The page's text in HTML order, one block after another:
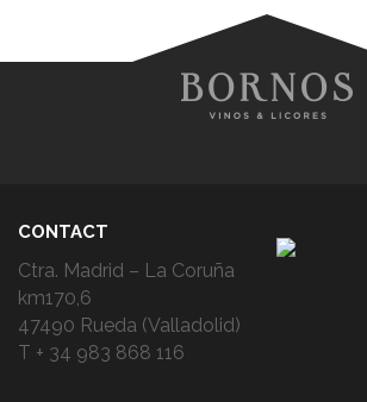
CONTACT
Ctra. Madrid – La Coruña
km170,6
47490 Rueda (Valladolid)
T + 34 983 868 116